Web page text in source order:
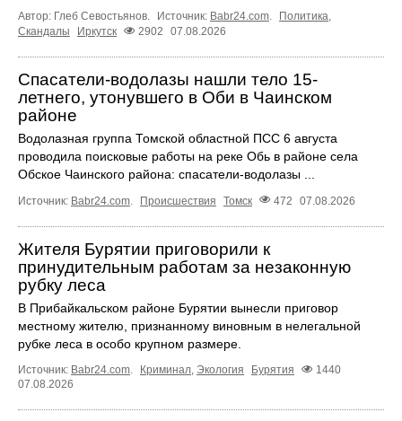
Автор: Глеб Севостьянов. Источник: Babr24.com. Политика,
Скандалы
Иркутск 2902 07.08.2026
Спасатели-водолазы нашли тело 15-
летнего, утонувшего в Оби в Чаинском
районе
Водолазная группа Томской областной ПСС 6 августа
проводила поисковые работы на реке Обь в районе села
Обское Чаинского района: спасатели-водолазы ...
Источник: Babr24.com Происшествия Томск 472 07.08.2026
Жителя Бурятии приговорили к
принудительным работам за незаконную
рубку леса
В Прибайкальском районе Бурятии вынесли приговор
местному жителю, признанному виновным в нелегальной
рубке леса в особо крупном размере.
Источник: Babr24.com Криминал Экология Бурятия
1440
07.08.2026